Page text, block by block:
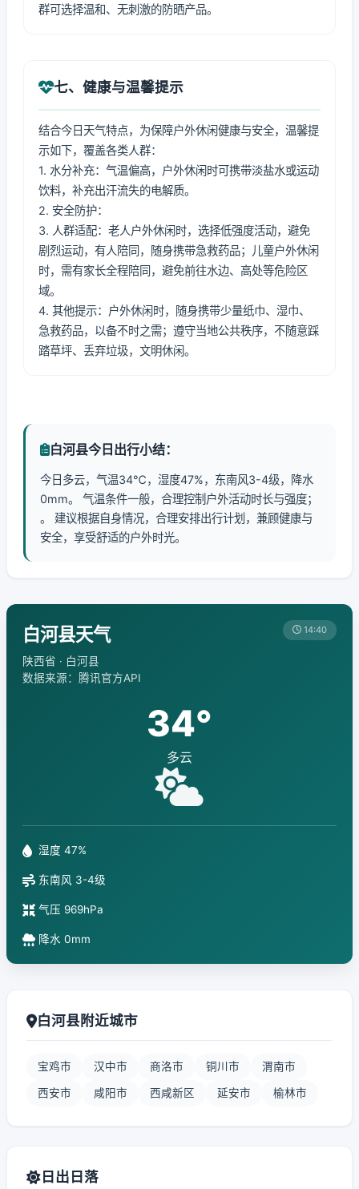
群可选择温和、无刺激的防晒产品。
七、健康与温馨提示
结合今日天气特点，为保障户外休闲健康与安全，温馨提
示如下，覆盖各类人群：
1. 水分补充：气温偏高，户外休闲时可携带淡盐水或运动
饮料，补充出汗流失的电解质。
2. 安全防护：
3. 人群适配：老人户外休闲时，选择低强度活动，避免
剧烈运动，有人陪同，随身携带急救药品；儿童户外休闲
时，需有家长全程陪同，避免前往水边、高处等危险区
域。
4. 其他提示：户外休闲时，随身携带少量纸巾、湿巾、
急救药品，以备不时之需；遵守当地公共秩序，不随意踩
踏草坪、丢弃垃圾，文明休闲。
白河县今日出行小结：
今日多云，气温34℃，湿度47%，东南风3-4级，降水
0mm。 气温条件一般，合理控制户外活动时长与强度；
。 建议根据自身情况，合理安排出行计划，兼顾健康与
安全，享受舒适的户外时光。
白河县天气
陕西省 · 白河县
数据来源：腾讯官方API
14:40
34°
多云
湿度 47%
东南风 3-4级
气压 969hPa
降水 0mm
白河县附近城市
宝鸡市 汉中市 商洛市 铜川市 渭南市
西安市 咸阳市 西咸新区 延安市 榆林市
日出日落